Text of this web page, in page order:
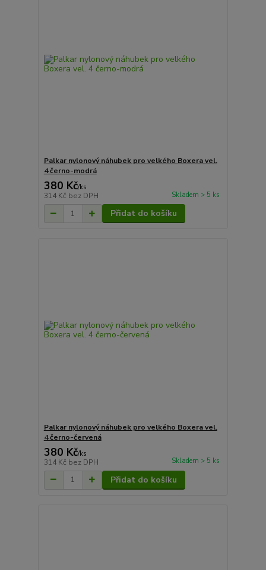
Palkar nylonový náhubek pro velkého Boxera vel.
4 černo-modrá
380 Kč/ks
314 Kč bez DPH Skladem > 5 ks
Přidat do košíku
Palkar nylonový náhubek pro velkého Boxera vel.
4 černo-červená
380 Kč/ks
314 Kč bez DPH Skladem > 5 ks
Přidat do košíku